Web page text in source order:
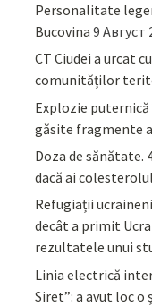
Personalitate
Bucovina 9 Август
CT Ciudei a urcat
comunităților
Explozie
găsite fragmente
Doza de sănătate.
dacă ai
Refugiații
decât a primit
rezultatele unui
Linia electrică
Siret”: a avut loc o